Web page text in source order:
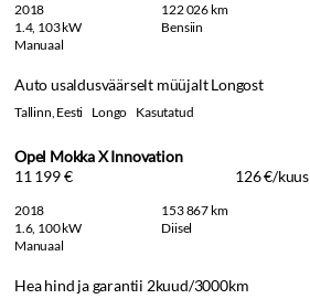
2018
122 026 km
1.4, 103 kW
Bensiin
Manuaal
Auto usaldusväärselt müüjalt Longost
Tallinn, Eesti Longo Kasutatud
Opel Mokka X Innovation
11 199 €
126 €/kuus
2018
153 867 km
1.6, 100 kW
Diisel
Manuaal
Hea hind ja garantii 2kuud/3000km